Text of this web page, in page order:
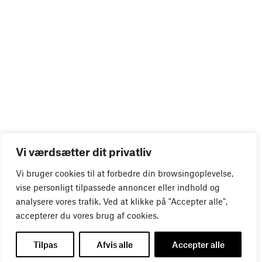
Vi værdsætter dit privatliv
Vi bruger cookies til at forbedre din browsingoplevelse,
vise personligt tilpassede annoncer eller indhold og
analysere vores trafik. Ved at klikke på "Accepter alle",
accepterer du vores brug af cookies.
Tilpas Afvis alle Accepter alle